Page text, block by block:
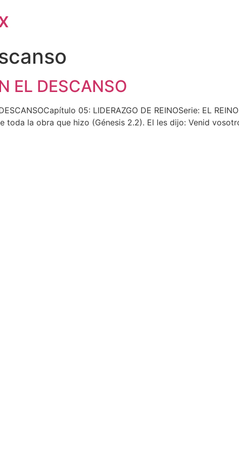
EL DESCANSO
05: LIDERAZGO DE REINOSerie: EL
toda la obra que hizo (Génesis 2.2). El les dijo: Venid